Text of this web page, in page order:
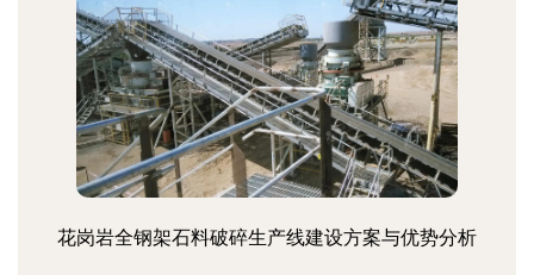
花岗岩全钢架石料破碎生产线建设方案与优势分析